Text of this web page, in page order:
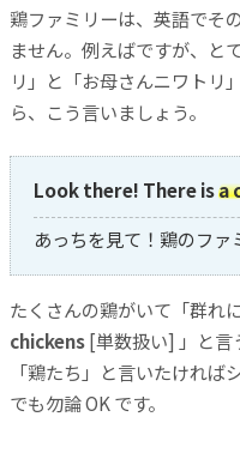
鶏ファミリーは、英語でそ
ません。例えばですが、と
リ」と「お母さんニワトリ
ら、こう言いましょう。
Look there! There isa
あっちを見て！鶏のファ
たくさんの鶏がいて「群れ
chickens[単数扱い] 」と言
「鶏たち」と言いたければ
でも勿論 OK です。